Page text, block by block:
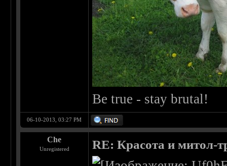
Be true - stay brutal!
06-10-2013, 03:27 PM
Che
Unregistered RE: Красота и митол-